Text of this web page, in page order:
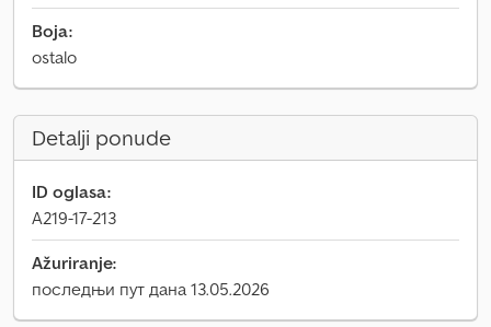
Boja:
ostalo
Detalji ponude
ID oglasa:
A219-17-213
Ažuriranje:
последњи пут дана 13.05.2026